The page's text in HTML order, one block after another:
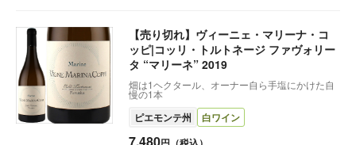
【売り切れ】ヴィーニェ・マリーナ・コ
ッピ|コッリ・トルトネージ ファヴォリー
タ “マリーネ” 2019
畑は1ヘクタール、オーナー自ら手塩にかけた自
慢の1本
ピエモンテ州 白ワイン
7,480